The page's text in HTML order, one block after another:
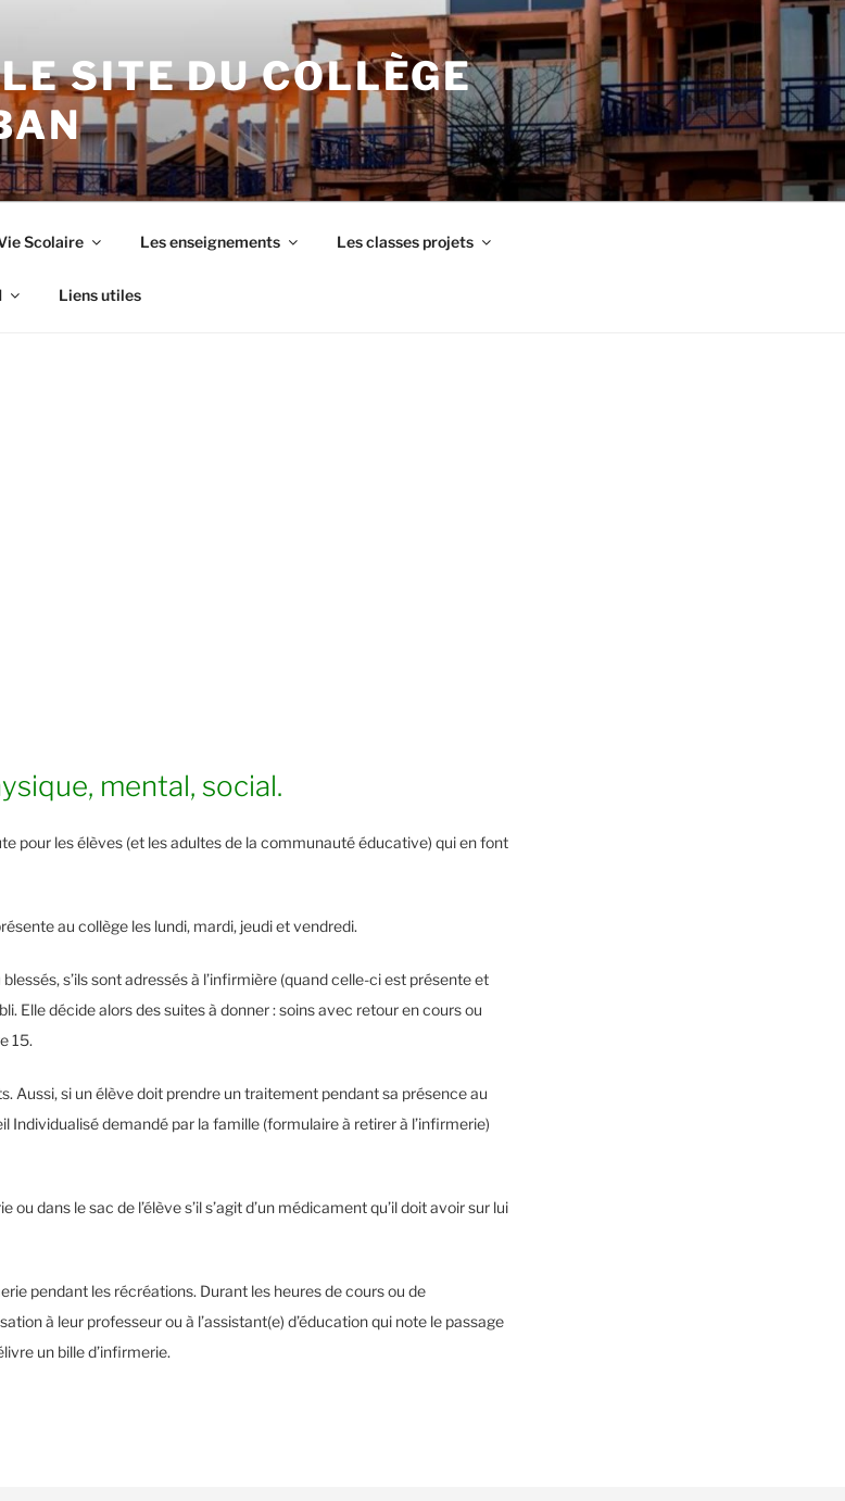
SITE DU COLLÈGE
Scolaire Les enseignements Les classes projets
Liens utiles
mental, social.
pour les élèves (et les adultes de la communauté éducative) qui en font
au collège les lundi, mardi, jeudi et vendredi.
s’ils sont adressés à l’infirmière (quand celle-ci est présente et
Elle décide alors des suites à donner : soins avec retour en cours ou
15.
Aussi, si un élève doit prendre un traitement pendant sa présence au
Individualisé demandé par la famille (formulaire à retirer à l’infirmerie)
dans le sac de l’élève s’il s’agit d’un médicament qu’il doit avoir sur lui
pendant les récréations. Durant les heures de cours ou de
à leur professeur ou à l’assistant(e) d’éducation qui note le passage
un bille d’infirmerie.